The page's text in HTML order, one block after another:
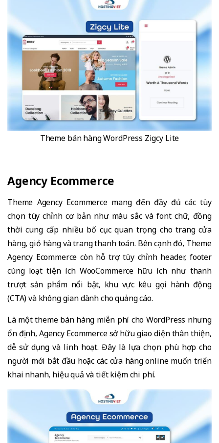
Theme bán hàng WordPress Zigcy Lite
Agency Ecommerce
Theme Agency Ecommerce mang đến đầy đủ các tùy
chọn tùy chỉnh cơ bản như màu sắc và font chữ, đồng
thời cung cấp nhiều bố cục quan trọng cho trang cửa
hàng, giỏ hàng và trang thanh toán. Bên cạnh đó, Theme
Agency Ecommerce còn hỗ trợ tùy chỉnh header, footer
cùng loạt tiện ích WooCommerce hữu ích như thanh
trượt sản phẩm nổi bật, khu vực kêu gọi hành động
(CTA) và không gian dành cho quảng cáo.
Là một theme bán hàng miễn phí cho WordPress nhưng
ổn định, Agency Ecommerce sở hữu giao diện thân thiện,
dễ sử dụng và linh hoạt. Đây là lựa chọn phù hợp cho
người mới bắt đầu hoặc các cửa hàng online muốn triển
khai nhanh, hiệu quả và tiết kiệm chi phí.